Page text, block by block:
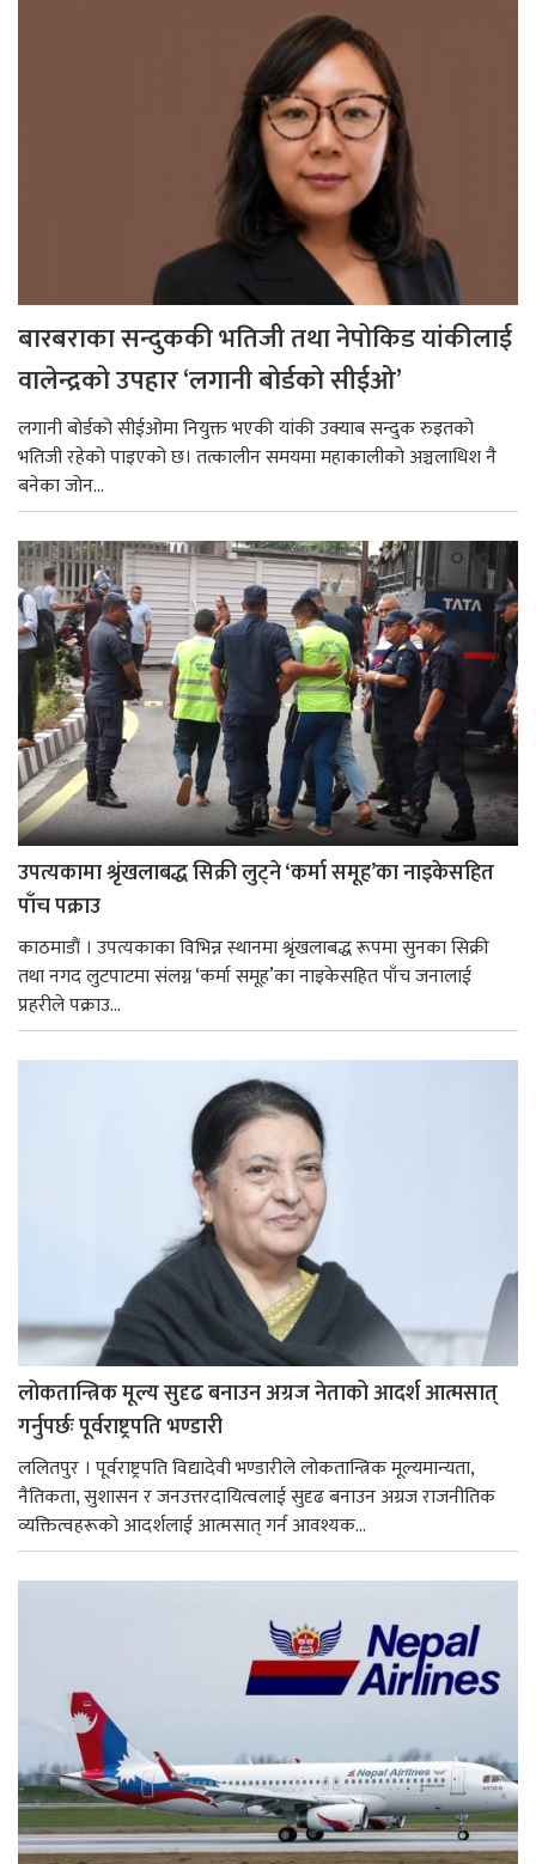
बारबराका सन्दुककी भतिजी तथा नेपोकिड यांकीलाई
वालेन्द्रको उपहार ‘लगानी बोर्डको सीईओ’
लगानी बोर्डको सीईओमा नियुक्त भएकी यांकी उक्याब सन्दुक रुइतको
भतिजी रहेको पाइएको छ। तत्कालीन समयमा महाकालीको अञ्चलाधिश नै
बनेका जोन...
उपत्यकामा श्रृंखलाबद्ध सिक्री लुट्ने ‘कर्मा समूह’का नाइकेसहित
पाँच पक्राउ
काठमाडौं । उपत्यकाका विभिन्न स्थानमा श्रृंखलाबद्ध रूपमा सुनका सिक्री
तथा नगद लुटपाटमा संलग्न ‘कर्मा समूह’का नाइकेसहित पाँच जनालाई
प्रहरीले पक्राउ...
लोकतान्त्रिक मूल्य सुदृढ बनाउन अग्रज नेताको आदर्श आत्मसात्
गर्नुपर्छः पूर्वराष्ट्रपति भण्डारी
ललितपुर । पूर्वराष्ट्रपति विद्यादेवी भण्डारीले लोकतान्त्रिक मूल्यमान्यता,
नैतिकता, सुशासन र जनउत्तरदायित्वलाई सुदृढ बनाउन अग्रज राजनीतिक
व्यक्तित्वहरूको आदर्शलाई आत्मसात् गर्न आवश्यक...